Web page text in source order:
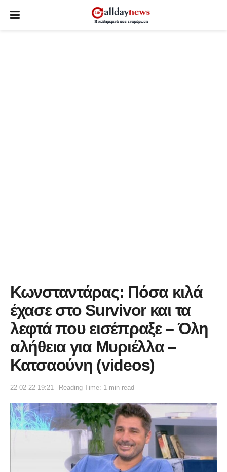
Κωνσταντάρας: Πόσα κιλά
έχασε στο Survivor και τα
λεφτά που εισέπραξε – Όλη
αλήθεια για Μυριέλλα –
Κατσαούνη (videos)
22-02-22 19:21 Reading Time: 1 min read